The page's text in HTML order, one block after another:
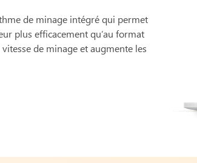
de minage intégré qui permet
plus efficacement qu’au format
de minage et augmente les